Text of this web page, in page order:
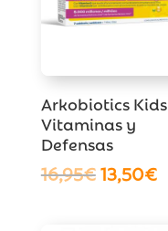
Arkobiotics Kids
Vitaminas y
Defensas
16,95€El
13,50€El